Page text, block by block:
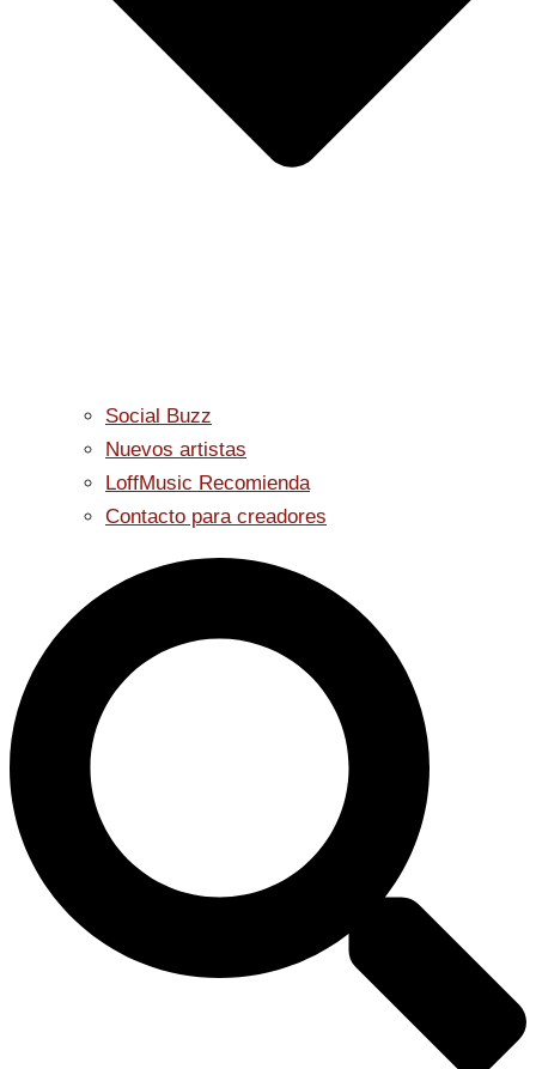
Social Buzz
Nuevos artistas
LoffMusic Recomienda
Contacto para creadores